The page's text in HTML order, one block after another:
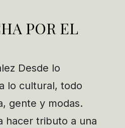
POR EL
Desde lo
lo cultural, todo
gente y modas.
hacer tributo a una